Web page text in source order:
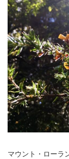
マウント・ローラ